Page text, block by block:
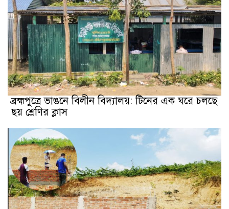
ব্রহ্মপুত্রে ভাঙনে বিলীন বিদ্যালয়: টিনের এক ঘরে চলছে
ছয় শ্রেণির ক্লাস